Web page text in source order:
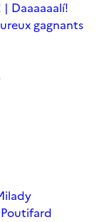
| Daaaaaalí!
gagnants